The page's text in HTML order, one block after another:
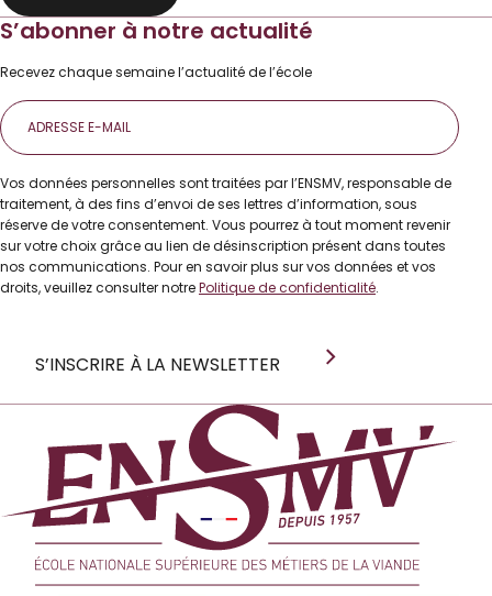
S’abonner à notre actualité
Recevez chaque semaine l’actualité de l’école
E-
mail
Vos données personnelles sont traitées par l’ENSMV, responsable de
traitement, à des fins d’envoi de ses lettres d’information, sous
réserve de votre consentement. Vous pourrez à tout moment revenir
sur votre choix grâce au lien de désinscription présent dans toutes
nos communications. Pour en savoir plus sur vos données et vos
droits, veuillez consulter notrePolitique de confidentialité.
S’INSCRIRE À LA NEWSLETTER